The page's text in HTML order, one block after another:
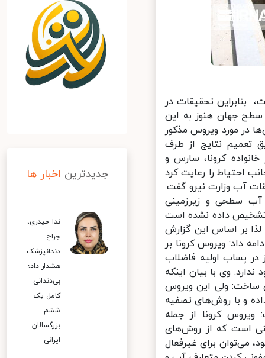
تحقیقات در
جهان هنوز به این
در مورد ویروس مذکور
نتایج از طرف
کرونا، سارس و
را رعایت کرد
آب وزارت نیرو گفت:
سطحی و زیرزمینی
داده نشده است
بر اساس این گزارش
ویروس کرونا بر
شده در سازمان بهداشت جهانی تنها به مدت ۲ روز در پساب اولیه فاضلاب
وی با بیان اینکه
ولی این ویروس
و با روش‌های تصفیه
کرونا از جمله
است که از روش‌های
می‌توان برای غیرفعال
جدیدترین اخبار ها
ندا حیدری،
جراح
دندانپزشک
هشدار داد؛
بی‌دندانی
کامل یک
ششم
بزرگسالان
ایرانی